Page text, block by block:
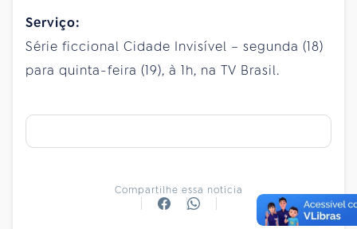
Serviço:
Série ficcional Cidade Invisível – segunda (18)
para quinta-feira (19), à 1h, na TV Brasil.
Compartilhe essa notícia